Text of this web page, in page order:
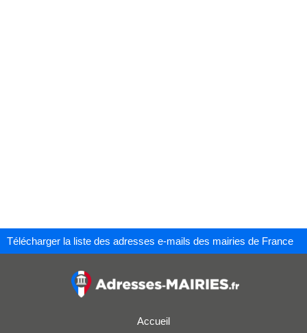
Télécharger la liste des adresses e-mails des mairies de France
Accueil